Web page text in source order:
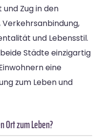
Zug in den
und Lebensstil.
Städte einzigartig
eine
zum Leben und
Ort zum Leben?